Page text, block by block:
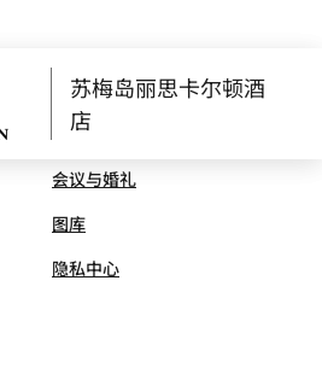
苏梅岛丽思卡尔顿酒
店
会议与婚礼
图库
隐私中心